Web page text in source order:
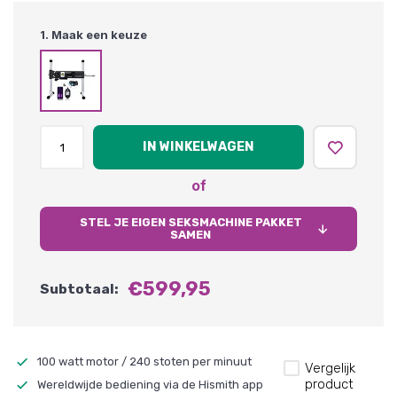
1. Maak een keuze
IN WINKELWAGEN
of
STEL JE EIGEN SEKSMACHINE PAKKET
SAMEN
Subtotaal: €599,95
100 watt motor / 240 stoten per minuut
Wereldwijde bediening via de Hismith app
Vergelijk
product